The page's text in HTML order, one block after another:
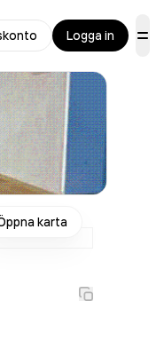
Logga in
karta